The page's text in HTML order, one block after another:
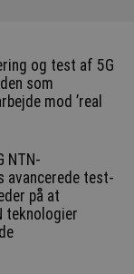
og test af 5G
som
mod ’real
NTN-
avancerede test-
på at
teknologier